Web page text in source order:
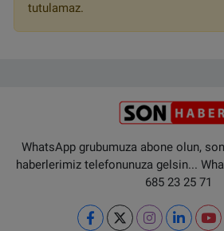
tutulamaz.
WhatsApp grubumuza abone olun,
haberlerimiz telefonunuza gelsin...
685 23 25 71